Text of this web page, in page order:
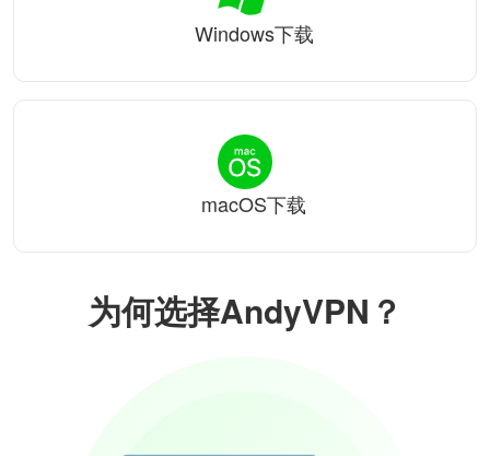
为何选择AndyVPN？
Windows下载
macOS下载